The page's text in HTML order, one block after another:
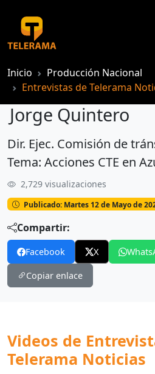
Inicio
Producción Nacional
Entrevistas de Telerama
Jorge Quintero
Jorge Quintero
Dir. Ejec. Comisión de
Tema: Acciones CTE en
2,729 visualizaciones
Publicado: Martes 12 de Mayo de
Compartir:
Facebook X
Copiar enlace
Videos de
Telerama Noticias